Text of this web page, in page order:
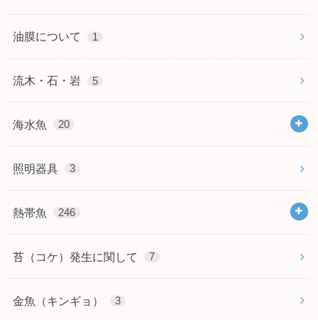
油膜について 1
流木・石・岩 5
海水魚 20
照明器具 3
熱帯魚 246
苔（コケ）発生に関して 7
金魚（キンギョ） 3